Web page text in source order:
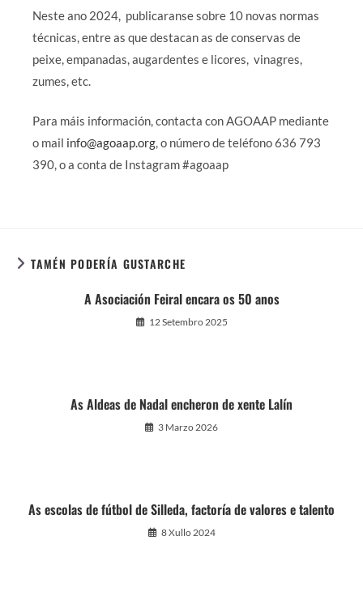
Neste ano 2024, publicaranse sobre 10 novas normas
técnicas, entre as que destacan as de conservas de
peixe, empanadas, augardentes e licores, vinagres,
zumes, etc.
Para máis información, contacta con AGOAAP mediante
o mail info@agoaap.org, o número de teléfono 636 793
390, o a conta de Instagram #agoaap
TAMÉN PODERÍA GUSTARCHE
A Asociación Feiral encara os 50 anos
12 Setembro 2025
As Aldeas de Nadal encheron de xente Lalín
3 Marzo 2026
As escolas de fútbol de Silleda, factoría de valores e talento
8 Xullo 2024